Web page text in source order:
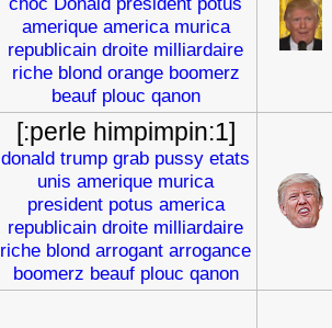
amerique america murica
republicain droite milliardaire
riche blond orange boomerz
beauf plouc qanon
[:perle himpimpin:1]
donald trump grab pussy etats
unis amerique murica
president potus america
republicain droite milliardaire
riche blond arrogant arrogance
boomerz beauf plouc qanon